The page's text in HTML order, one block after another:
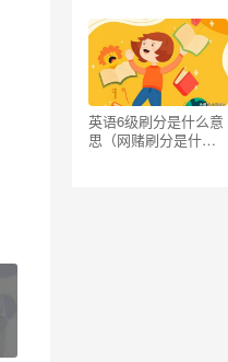
英语6级刷分是什么意
思（网赌刷分是什么